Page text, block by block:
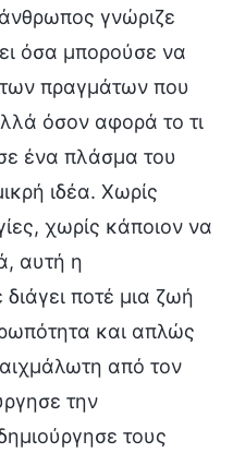
γνώριζε
όσα μπορούσε να
πραγμάτων που
όσον αφορά το τι
ένα πλάσμα του
ιδέα. Χωρίς
χωρίς κάποιον να
αυτή η
ποτέ μια ζωή
και απλώς
από τον
την
τους